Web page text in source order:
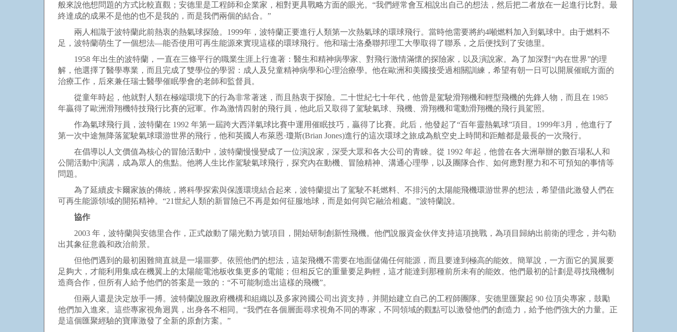
般來說他想問題的方式比較直觀；安德里是工程師和企業家，相對更具戰略方面的眼光。“我們經常會互相說出自己的想法，然后把二者放在一起進行比對。最
終達成的成果不是他的也不是我的，而是我們兩個的結合。”
兩人相識于波特蘭此前熱衷的熱氣球探險。1999年，波特蘭正要進行人類第一次熱氣球的環球飛行。當時他需要將約4噸燃料加入到氣球中。由于燃料不
足，波特蘭萌生了一個想法—能否使用可再生能源來實現這樣的環球飛行。他和瑞士洛桑聯邦理工大學取得了聯系，之后便找到了安德里。
1958 年出生的波特蘭，一直在三條平行的職業生涯上行進著：醫生和精神病學家、對飛行激情滿懷的探險家，以及演說家。為了加深對“內在世界”的理
解，他選擇了醫學專業，而且完成了雙學位的學習：成人及兒童精神病學和心理治療學。他在歐洲和美國接受過相關訓練，希望有朝一日可以開展催眠方面的
治療工作，后來兼任瑞士醫學催眠學會的老師和監督員。
從童年時起，他就對人類在極端環境下的行為非常著迷，而且熱衷于探險。二十世紀七十年代，他曾是駕駛滑翔機和輕型飛機的先鋒人物，而且在 1985
年贏得了歐洲滑翔機特技飛行比賽的冠軍。作為激情四射的飛行員，他此后又取得了駕駛氣球、飛機、滑翔機和電動滑翔機的飛行員駕照。
作為氣球飛行員，波特蘭在 1992 年第一屆跨大西洋氣球比賽中運用催眠技巧，贏得了比賽。此后，他發起了“百年靈熱氣球”項目。1999年3月，他進行了
第一次中途無降落駕駛氣球環游世界的飛行，他和英國人布萊恩·瓊斯(Brian Jones)進行的這次環球之旅成為航空史上時間和距離都是最長的一次飛行。
在倡導以人文價值為核心的冒險活動中，波特蘭慢慢變成了一位演說家，深受大眾和各大公司的青睞。從 1992 年起，他曾在各大洲舉辦的數百場私人和
公開活動中演講，成為眾人的焦點。他將人生比作駕駛氣球飛行，探究內在動機、冒險精神、溝通心理學，以及團隊合作、如何應對壓力和不可預知的事情等
問題。
為了延續皮卡爾家族的傳統，將科學探索與保護環境結合起來，波特蘭提出了駕駛不耗燃料、不排污的太陽能飛機環游世界的想法，希望借此激發人們在
可再生能源領域的開拓精神。“21世紀人類的新冒險已不再是如何征服地球，而是如何與它融洽相處。”波特蘭說。
協作
2003 年，波特蘭與安德里合作，正式啟動了陽光動力號項目，開始研制創新性飛機。他們說服資金伙伴支持這項挑戰，為項目歸納出前衛的理念，并勾勒
出其象征意義和政治前景。
但他們遇到的最初困難簡直就是一場噩夢。依照他們的想法，這架飛機不需要在地面儲備任何能源，而且要達到極高的能效。簡單說，一方面它的翼展要
足夠大，才能利用集成在機翼上的太陽能電池板收集更多的電能；但相反它的重量要足夠輕，這才能達到那種前所未有的能效。他們最初的計劃是尋找飛機制
造商合作，但所有人給予他們的答案是一致的：“不可能制造出這樣的飛機”。
但兩人還是決定放手一搏。波特蘭說服政府機構和組織以及多家跨國公司出資支持，并開始建立自己的工程師團隊。安德里匯聚起 90 位頂尖專家，鼓勵
他們加入進來。這些專家視角迥異，出身各不相同。“我們在各個層面尋求視角不同的專家，不同領域的觀點可以激發他們的創造力，給予他們強大的力量。正
是這個匯聚經驗的寶庫激發了全新的原創方案。”